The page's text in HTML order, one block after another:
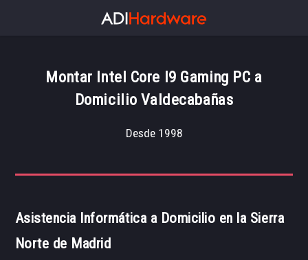
Montar Intel Core I9 Gaming PC a
Domicilio Valdecabañas
Desde 1998
Asistencia Informática a Domicilio en la Sierra
Norte de Madrid